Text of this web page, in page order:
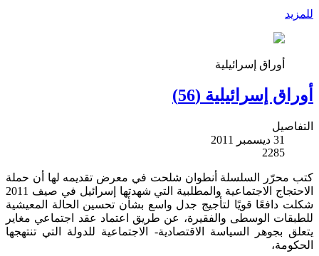
للمزيد
أوراق إسرائيلية
أوراق إسرائيلية (56)
التفاصيل
31 ديسمبر 2011
2285
كتب محرّر السلسلة أنطوان شلحت في معرض تقديمه لها أن حملة
الاحتجاج الاجتماعية والمطلبية التي شهدتها إسرائيل في صيف 2011
شكلت دافعًا قويًا لتأجيج جدل واسع بشأن تحسين الحالة المعيشية
للطبقات الوسطى والفقيرة، عن طريق اعتماد عقد اجتماعي مغاير
يتعلق بجوهر السياسة الاقتصادية- الاجتماعية للدولة التي تنتهجها
الحكومة،